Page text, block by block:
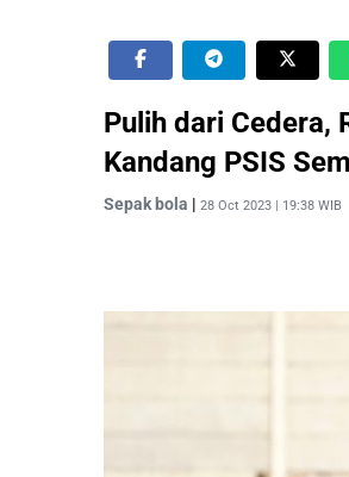
Pulih dari Cedera,
Kandang PSIS
Sepak bola | 28 Oct 2023 | 19:38 WIB